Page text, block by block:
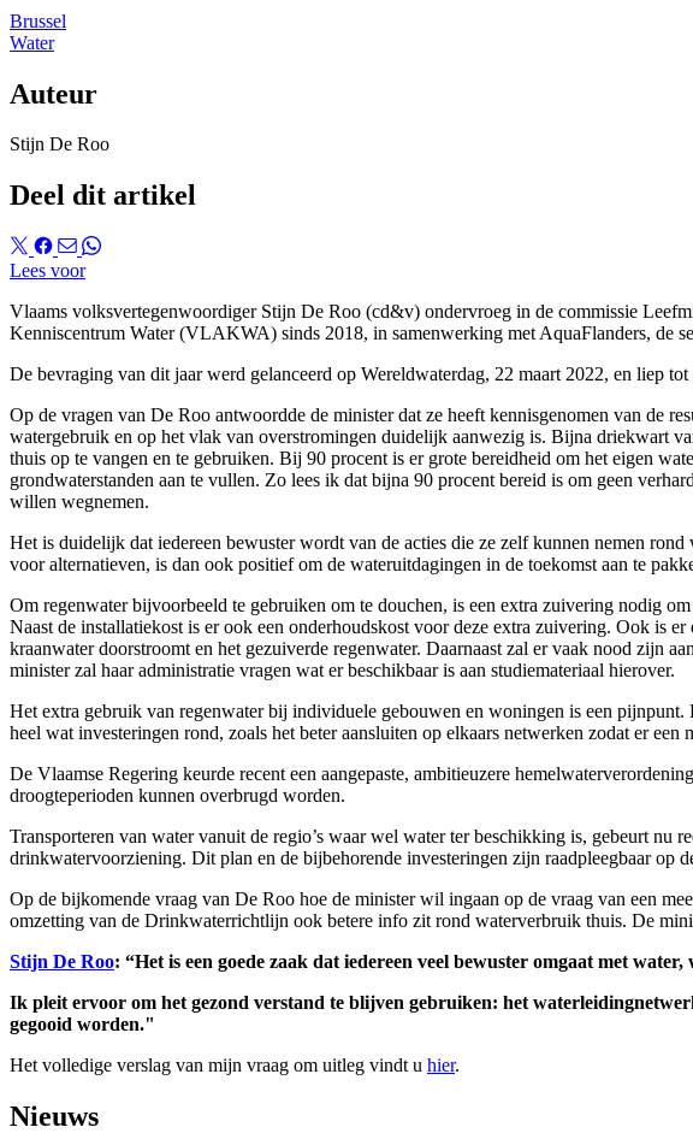
Brussel
Water
Auteur
Stijn De Roo
Deel dit artikel
Lees voor
Vlaams volksvertegenwoordiger Stijn De Roo (cd&v) ondervroeg in de commissie
Kenniscentrum Water (VLAKWA) sinds 2018, in samenwerking met AquaFlanders, de
De bevraging van dit jaar werd gelanceerd op Wereldwaterdag, 22 maart 2022, en liep
Op de vragen van De Roo antwoordde de minister dat ze heeft kennisgenomen van de
watergebruik en op het vlak van overstromingen duidelijk aanwezig is. Bijna driekwart
thuis op te vangen en te gebruiken. Bij 90 procent is er grote bereidheid om het eigen
grondwaterstanden aan te vullen. Zo lees ik dat bijna 90 procent bereid is om geen
willen wegnemen.
Het is duidelijk dat iedereen bewuster wordt van de acties die ze zelf kunnen nemen
voor alternatieven, is dan ook positief om de wateruitdagingen in de toekomst aan te
Om regenwater bijvoorbeeld te gebruiken om te douchen, is een extra zuivering nodig
Naast de installatiekost is er ook een onderhoudskost voor deze extra zuivering. Ook is
kraanwater doorstroomt en het gezuiverde regenwater. Daarnaast zal er vaak nood zijn
minister zal haar administratie vragen wat er beschikbaar is aan studiemateriaal hierover.
Het extra gebruik van regenwater bij individuele gebouwen en woningen is een
heel wat investeringen rond, zoals het beter aansluiten op elkaars netwerken zodat er
De Vlaamse Regering keurde recent een aangepaste, ambitieuzere
droogteperioden kunnen overbrugd worden.
Transporteren van water vanuit de regio’s waar wel water ter beschikking is, gebeurt nu
drinkwatervoorziening. Dit plan en de bijbehorende investeringen zijn raadpleegbaar op
Op de bijkomende vraag van De Roo hoe de minister wil ingaan op de vraag van een
omzetting van de Drinkwaterrichtlijn ook betere info zit rond waterverbruik thuis. De
Stijn De Roo: “Het is een goede zaak dat iedereen veel bewuster omgaat met
Ik pleit ervoor om het gezond verstand te blijven gebruiken: het
gegooid worden."
Het volledige verslag van mijn vraag om uitleg vindt u hier.
Nieuws